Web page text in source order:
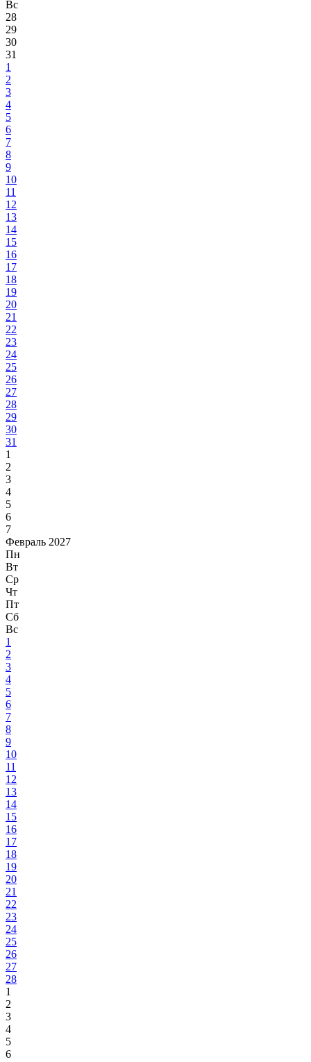
Вс
28
29
30
31
1
2
3
4
5
6
7
8
9
10
11
12
13
14
15
16
17
18
19
20
21
22
23
24
25
26
27
28
29
30
31
1
2
3
4
5
6
7
Февраль 2027
Пн
Вт
Ср
Чт
Пт
Сб
Вс
1
2
3
4
5
6
7
8
9
10
11
12
13
14
15
16
17
18
19
20
21
22
23
24
25
26
27
28
1
2
3
4
5
6